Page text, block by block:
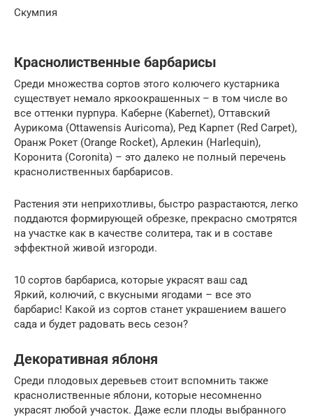
Скумпия
Краснолиственные барбарисы
Среди множества сортов этого колючего кустарника
существует немало яркоокрашенных – в том числе во
все оттенки пурпура. Каберне (Kabernet), Оттавский
Аурикома (Ottawensis Auricoma), Ред Карпет (Red Carpet),
Оранж Рокет (Orange Rocket), Арлекин (Harlequin),
Коронита (Coronita) – это далеко не полный перечень
краснолиственных барбарисов.
Растения эти неприхотливы, быстро разрастаются, легко
поддаются формирующей обрезке, прекрасно смотрятся
на участке как в качестве солитера, так и в составе
эффектной живой изгороди.
10 сортов барбариса, которые украсят ваш сад
Яркий, колючий, с вкусными ягодами – все это
барбарис! Какой из сортов станет украшением вашего
сада и будет радовать весь сезон?
Декоративная яблоня
Среди плодовых деревьев стоит вспомнить также
краснолиственные яблони, которые несомненно
украсят любой участок. Даже если плоды выбранного